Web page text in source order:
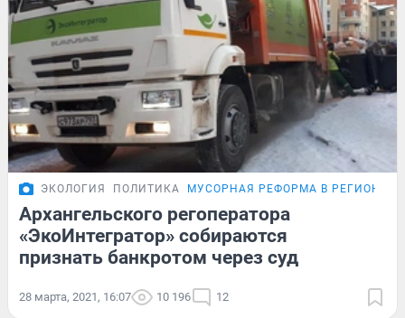
ЭКОЛОГИЯ ПОЛИТИКА МУСОРНАЯ РЕФОРМА В РЕГИОНЕ
Архангельского регоператора
«ЭкоИнтегратор» собираются
признать банкротом через суд
28 марта, 2021, 16:07 10 196 12